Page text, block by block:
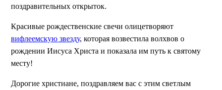
поздравительных открыток.
Красивые рождественские свечи олицетворяют
вифлеемскую звезду, которая возвестила волхвов о
рождении Иисуса Христа и показала им путь к святому
месту!
Дорогие христиане, поздравляем вас с этим светлым